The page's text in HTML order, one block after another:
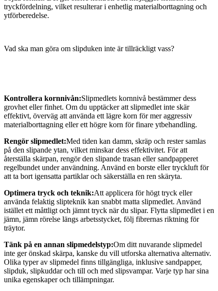
tryckfördelning, vilket resulterar i enhetlig materialborttagning och
ytförberedelse.
Vad ska man göra om slipduken inte är tillräckligt vass?
Kontrollera kornnivån:Slipmedlets kornnivå bestämmer dess
grovhet eller finhet. Om du upptäcker att slipmedlet inte skär
effektivt, överväg att använda ett lägre korn för mer aggressiv
materialborttagning eller ett högre korn för finare ytbehandling.
Rengör slipmedlet:Med tiden kan damm, skräp och rester samlas
på den slipande ytan, vilket minskar dess effektivitet. För att
återställa skärpan, rengör den slipande trasan eller sandpapperet
regelbundet under användning. Använd en borste eller tryckluft för
att ta bort igensatta partiklar och säkerställa en ren skäryta.
Optimera tryck och teknik:Att applicera för högt tryck eller
använda felaktig slipteknik kan snabbt matta slipmedlet. Använd
istället ett måttligt och jämnt tryck när du slipar. Flytta slipmedlet i en
jämn, jämn rörelse längs arbetsstycket, följ fibrernas riktning för
träytor.
Tänk på en annan slipmedelstyp:Om ditt nuvarande slipmedel
inte ger önskad skärpa, kanske du vill utforska alternativa alternativ.
Olika typer av slipmedel finns tillgängliga, inklusive sandpapper,
slipduk, slipkuddar och till och med slipsvampar. Varje typ har sina
unika egenskaper och tillämpningar.